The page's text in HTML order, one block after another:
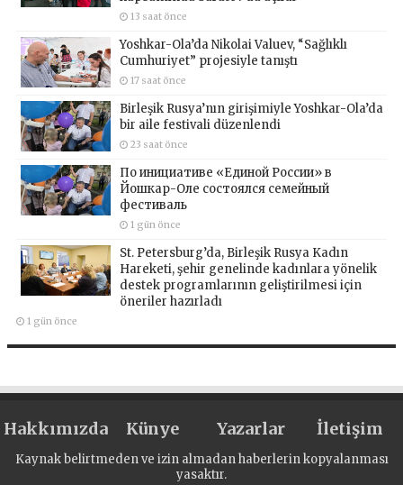
13 saat önce
Yoshkar-Ola’da Nikolai Valuev, “Sağlıklı
Cumhuriyet” projesiyle tanıştı
17 saat önce
Birleşik Rusya’nın girişimiyle Yoshkar-Ola’da
bir aile festivali düzenlendi
23 saat önce
По инициативе «Единой России» в
Йошкар-Оле состоялся семейный
фестиваль
1 gün önce
St. Petersburg’da, Birleşik Rusya Kadın
Hareketi, şehir genelinde kadınlara yönelik
destek programlarının geliştirilmesi için
öneriler hazırladı
1 gün önce
Hakkımızda Künye Yazarlar İletişim
Kaynak belirtmeden ve izin almadan haberlerin kopyalanması
yasaktır.